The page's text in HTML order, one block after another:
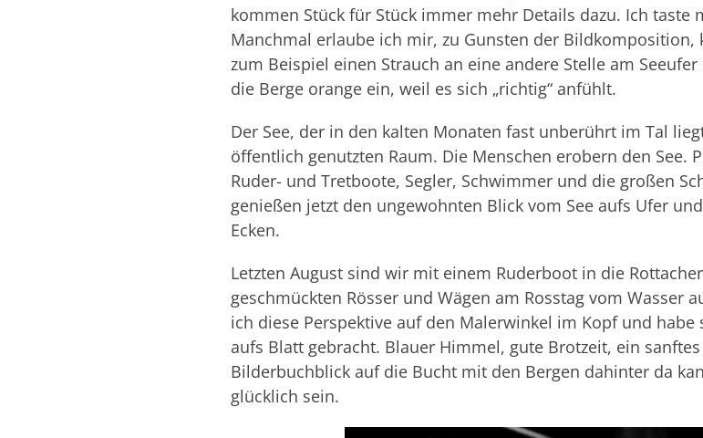
kommen Stück für Stück immer mehr Details dazu. Ich taste
Manchmal erlaube ich mir, zu Gunsten der Bildkomposition,
zum Beispiel einen Strauch an eine andere Stelle am
die Berge orange ein, weil es sich „richtig“ anfühlt.
Der See, der in den kalten Monaten fast unberührt im Tal
öffentlich genutzten Raum. Die Menschen erobern den See.
Ruder- und Tretboote, Segler, Schwimmer und die großen
genießen jetzt den ungewohnten Blick vom See aufs Ufer
Ecken.
Letzten August sind wir mit einem Ruderboot in die
geschmückten Rösser und Wägen am Rosstag vom Wasser
ich diese Perspektive auf den Malerwinkel im Kopf und
aufs Blatt gebracht. Blauer Himmel, gute Brotzeit, ein
Bilderbuchblick auf die Bucht mit den Bergen dahinter da
glücklich sein.